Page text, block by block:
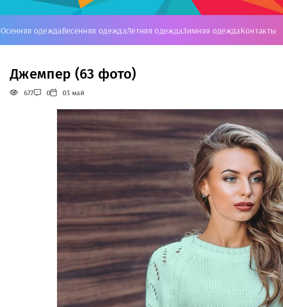
Осенняя одеждаВесенняя одеждаЛетняя одеждаЗимняя одеждаКонтакты
Джемпер (63 фото)
677 0 03 май